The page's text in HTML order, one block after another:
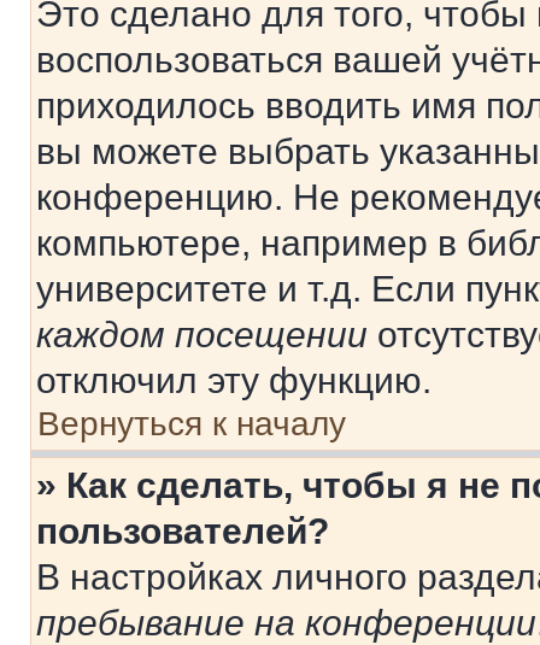
Это сделано для того, чтобы
воспользоваться вашей
приходилось вводить имя
вы можете выбрать
конференцию. Не
компьютере, например в
университете и т.д. Если
каждом посещении
отключил эту функцию.
Вернуться к началу
» Как сделать, чтобы я не
пользователей?
В настройках личного
пребывание на конференции